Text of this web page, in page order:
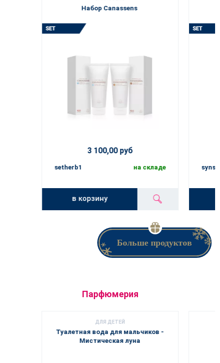
Набор Canassens
3 100,00 руб
setherb1 на складе
в корзину
Больше продуктов
Парфюмерия
ДЛЯ ДЕТЕЙ
Туалетная вода для мальчиков -
Мистическая луна